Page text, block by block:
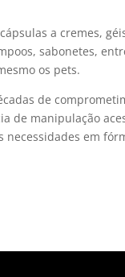
a cremes,
sabonetes,
os pets.
de
de manipulação
necessidades em